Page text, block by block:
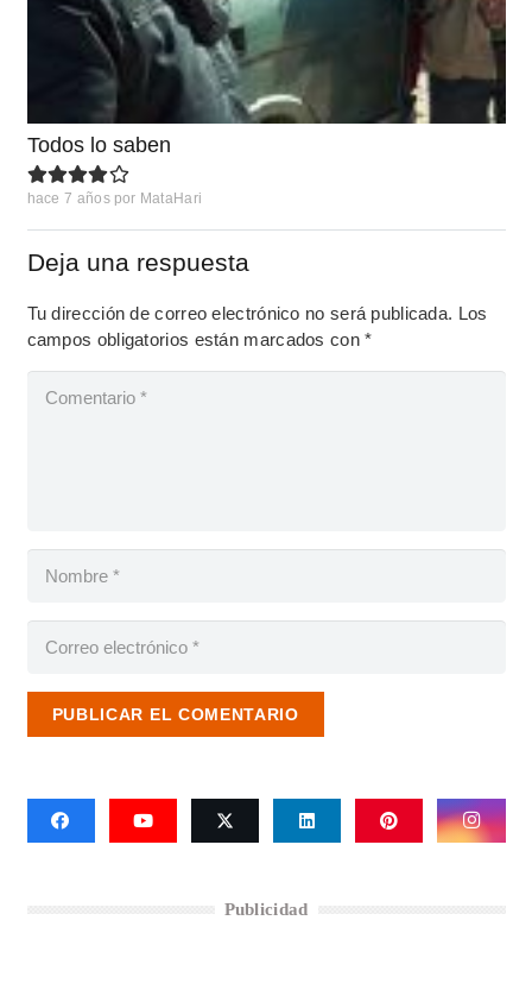
Todos lo saben
hace 7 años por MataHari
Deja una respuesta
Tu dirección de correo electrónico no será publicada. Los
campos obligatorios están marcados con*
PUBLICAR EL COMENTARIO
Publicidad